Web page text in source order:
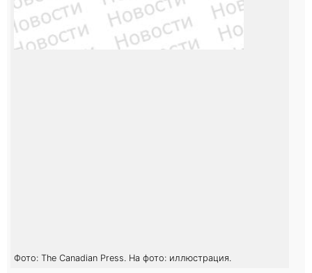
Фото: The Canadian Press. На фото: иллюстрация.